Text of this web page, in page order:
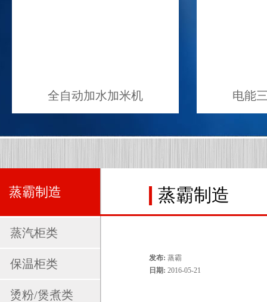
全自动加水加米机 电能
蒸霸制造
蒸汽柜类
保温柜类
烫粉/煲煮类
蒸霸制造
发布: 蒸霸
日期: 2016-05-21